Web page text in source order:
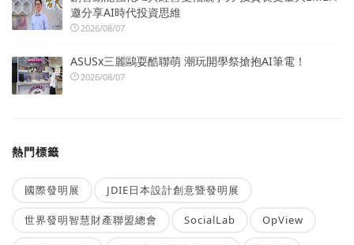
邀分享AI時代投資思維
2026/08/07
ASUSx三麗鷗耍酷聯萌 潮玩開學祭搶抱AI筆電！
2026/08/07
熱門標籤
國際發明展 JDIE日本設計創意暨發明展
世界發明智慧財產聯盟總會 SocialLab OpView